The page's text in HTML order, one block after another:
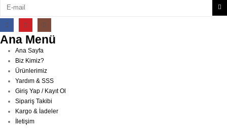
Ana Menü
Ana Sayfa
Biz Kimiz?
Ürünlerimiz
Yardım & SSS
Giriş Yap / Kayıt Ol
Sipariş Takibi
Kargo & İadeler
İletişim